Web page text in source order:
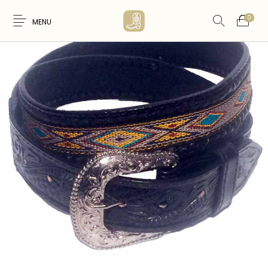
MENU 0
Nouveaux
Produits
FEMME HOMME
WESTERN &
COUNTRY
ARTISANAT
AMERINDIEN
ACCESSOIRES CEINTURES CARTES CADEAUX